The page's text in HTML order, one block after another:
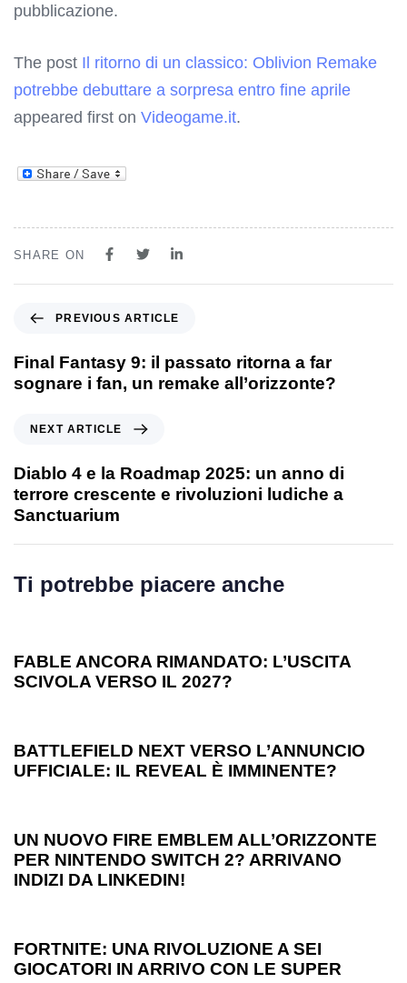
pubblicazione.
The post Il ritorno di un classico: Oblivion Remake
potrebbe debuttare a sorpresa entro fine aprile
appeared first on Videogame.it.
SHARE ON
PREVIOUS ARTICLE
Final Fantasy 9: il passato ritorna a far
sognare i fan, un remake all’orizzonte?
NEXT ARTICLE
Diablo 4 e la Roadmap 2025: un anno di
terrore crescente e rivoluzioni ludiche a
Sanctuarium
Ti potrebbe piacere anche
FABLE ANCORA RIMANDATO: L’USCITA
SCIVOLA VERSO IL 2027?
BATTLEFIELD NEXT VERSO L’ANNUNCIO
UFFICIALE: IL REVEAL È IMMINENTE?
UN NUOVO FIRE EMBLEM ALL’ORIZZONTE
PER NINTENDO SWITCH 2? ARRIVANO
INDIZI DA LINKEDIN!
FORTNITE: UNA RIVOLUZIONE A SEI
GIOCATORI IN ARRIVO CON LE SUPER